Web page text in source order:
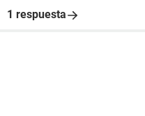
1 respuesta